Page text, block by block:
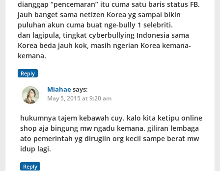
dianggap “pencemaran” itu cuma satu baris status FB.
jauh banget sama netizen Korea yg sampai bikin
puluhan akun cuma buat nge-bully 1 selebriti.
dan lagipula, tingkat cyberbullying Indonesia sama
Korea beda jauh kok, masih ngerian Korea kemana-
kemana.
Reply
Miahaesays:
May 5, 2015 at 9:20 am
hukumnya tajem kebawah cuy. kalo kita ketipu online
shop aja bingung mw ngadu kemana. giliran lembaga
ato pemerintah yg dirugiin org kecil sampe berat mw
idup lagi.
Reply